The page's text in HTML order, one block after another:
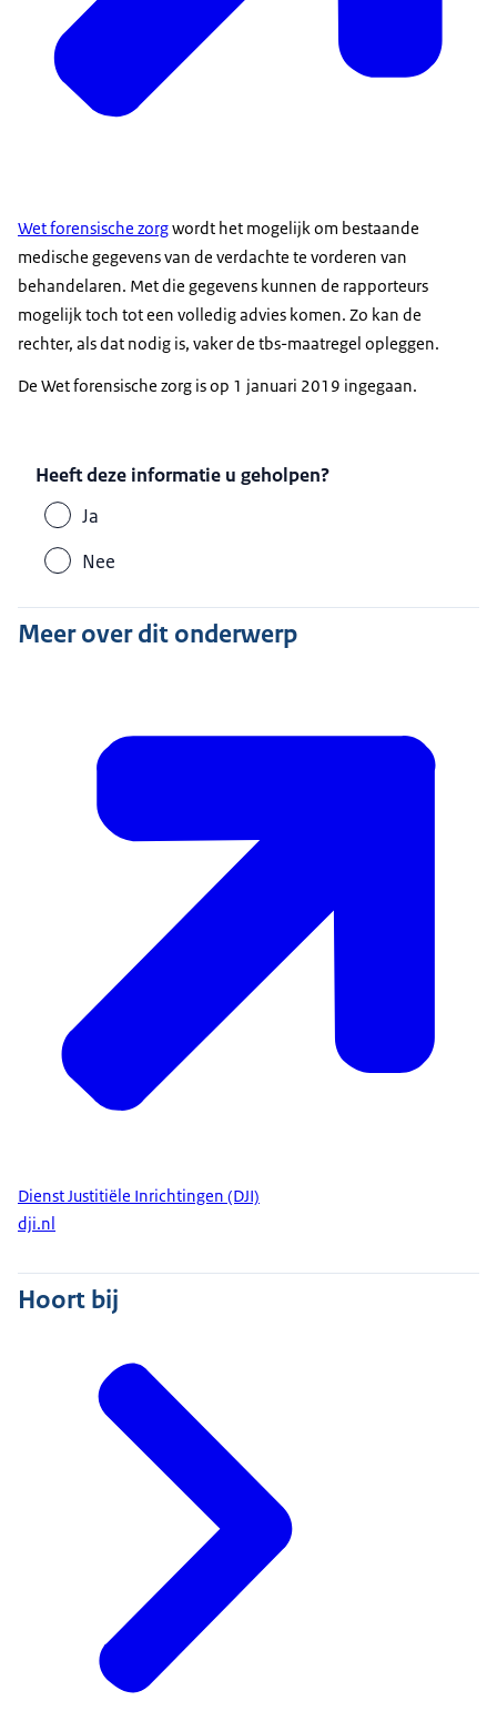
Wet forensische zorgwordt het mogelijk om bestaande
medische gegevens van de verdachte te vorderen van
behandelaren. Met die gegevens kunnen de rapporteurs
mogelijk toch tot een volledig advies komen. Zo kan de
rechter, als dat nodig is, vaker de tbs-maatregel opleggen.
De Wet forensische zorg is op 1 januari 2019 ingegaan.
Heeft deze informatie u geholpen?
Ja
Nee
Meer over dit onderwerp
Dienst Justitiële Inrichtingen (DJI)
dji.nl
Hoort bij